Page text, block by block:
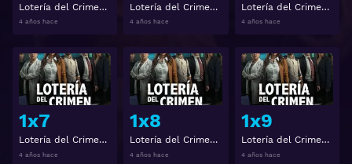
Lotería del Crimen Temporada 1 Capitulo 4
4 años hace
Lotería del Crimen Temporada 1 Capitulo 5
4 años hace
Lotería del Crimen Temporada 1 Capitulo 6
4 años hace
1x7
Lotería del Crimen Temporada 1 Capitulo 7
4 años hace
Ver
1x8
Lotería del Crimen Temporada 1 Capitulo 8
4 años hace
Ver
1x9
Lotería del Crimen Temporada 1 Capitulo 9
4 años hace